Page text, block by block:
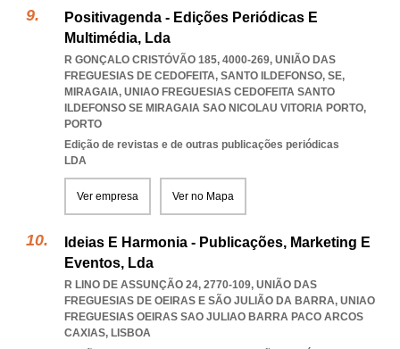
Positivagenda - Edições Periódicas E
Multimédia, Lda
R GONÇALO CRISTÓVÃO 185, 4000-269, UNIÃO DAS
FREGUESIAS DE CEDOFEITA, SANTO ILDEFONSO, SE,
MIRAGAIA, UNIAO FREGUESIAS CEDOFEITA SANTO
ILDEFONSO SE MIRAGAIA SAO NICOLAU VITORIA PORTO,
PORTO
Edição de revistas e de outras publicações periódicas
LDA
Ver empresa Ver no Mapa
Ideias E Harmonia - Publicações, Marketing E
Eventos, Lda
R LINO DE ASSUNÇÃO 24, 2770-109, UNIÃO DAS
FREGUESIAS DE OEIRAS E SÃO JULIÃO DA BARRA, UNIAO
FREGUESIAS OEIRAS SAO JULIAO BARRA PACO ARCOS
CAXIAS, LISBOA